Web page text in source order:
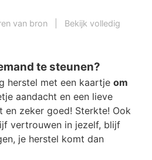
van bron
Bekijk volledig
te steunen?
herstel met een kaartje om
aandacht en een lieve
zeker goed! Sterkte! Ook
vertrouwen in jezelf, blijf
je herstel komt dan